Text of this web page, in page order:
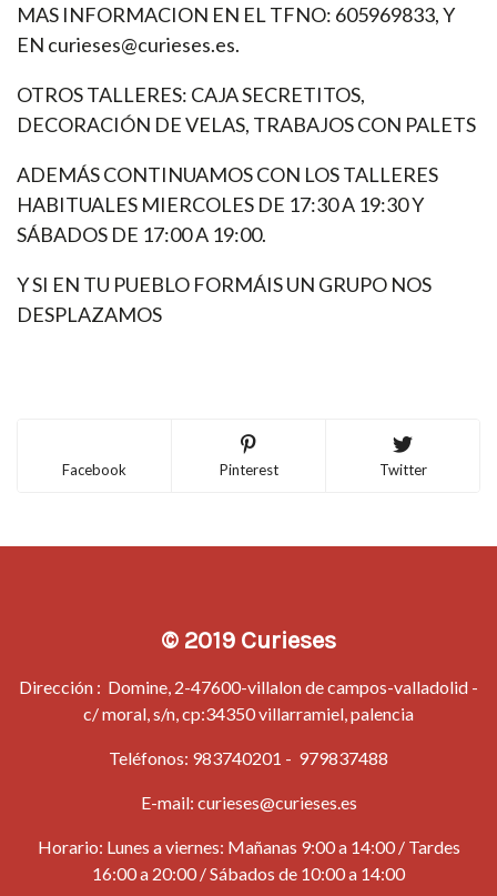
MAS INFORMACION EN EL TFNO: 605969833, Y
EN curieses@curieses.es.
OTROS TALLERES: CAJA SECRETITOS,
DECORACIÓN DE VELAS, TRABAJOS CON PALETS
ADEMÁS CONTINUAMOS CON LOS TALLERES
HABITUALES MIERCOLES DE 17:30 A 19:30 Y
SÁBADOS DE 17:00 A 19:00.
Y SI EN TU PUEBLO FORMÁIS UN GRUPO NOS
DESPLAZAMOS
Facebook Pinterest Twitter
© 2019 Curieses
Dirección : Domine, 2-47600-villalon de campos-valladolid -
c/ moral, s/n, cp:34350 villarramiel, palencia
Teléfonos: 983740201 - 979837488
E-mail: curieses@curieses.es
Horario: Lunes a viernes: Mañanas 9:00 a 14:00 / Tardes
16:00 a 20:00 / Sábados de 10:00 a 14:00